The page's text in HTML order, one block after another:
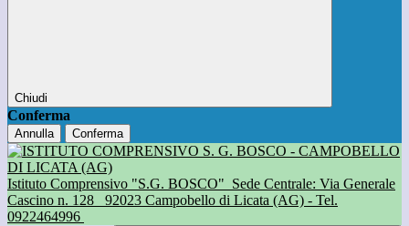
Chiudi
Conferma
Annulla Conferma
Istituto Comprensivo "S.G. BOSCO" Sede Centrale: Via Generale
Cascino n. 128
92023 Campobello di Licata (AG) - Tel.
0922464996